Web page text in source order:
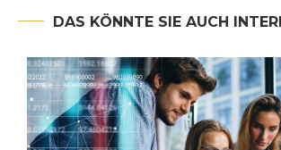
DAS KÖNNTE SIE AUCH